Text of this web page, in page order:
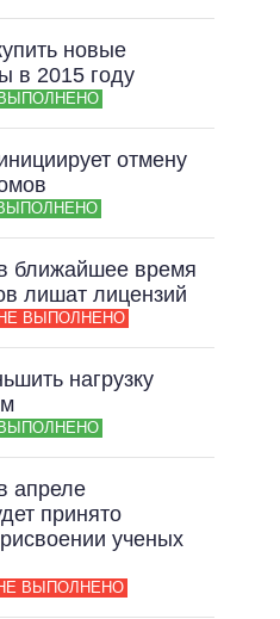
новые
в 2015 году
ВЫПОЛНЕНО
отмену
ближайшее время
лишат лицензий
НЕ ВЫПОЛНЕНО
нагрузку
ВЫПОЛНЕНО
апреле
принято
ученых
ВЫПОЛНЕНО